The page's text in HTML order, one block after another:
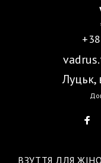
Луцьк,
ВЗУТТЯ ДЛЯ